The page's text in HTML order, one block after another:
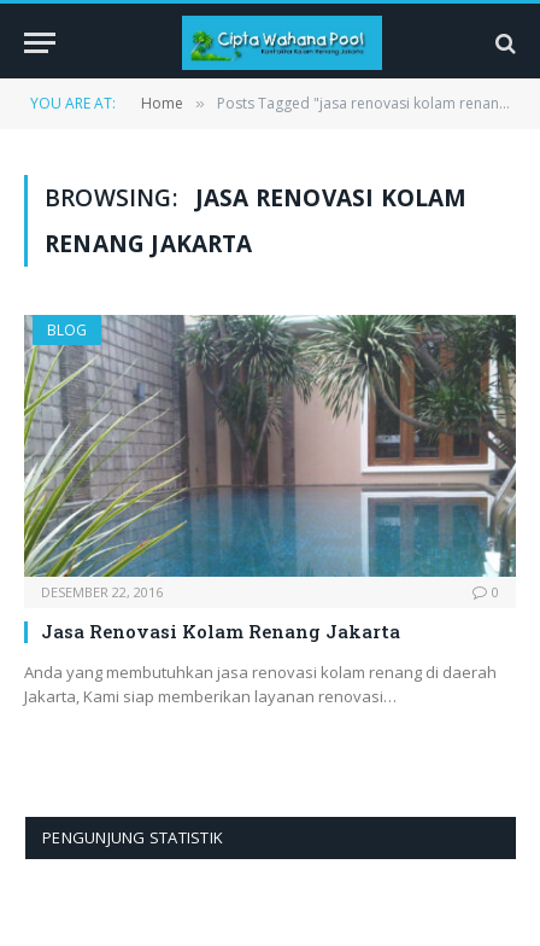
YOU ARE AT: Home » Posts Tagged "jasa renovasi kolam renang jakarta"
BROWSING:
JASA RENOVASI KOLAM
RENANG JAKARTA
BLOG
DESEMBER 22, 2016 0
Jasa Renovasi Kolam Renang Jakarta
Anda yang membutuhkan jasa renovasi kolam renang di daerah
Jakarta, Kami siap memberikan layanan renovasi…
PENGUNJUNG STATISTIK